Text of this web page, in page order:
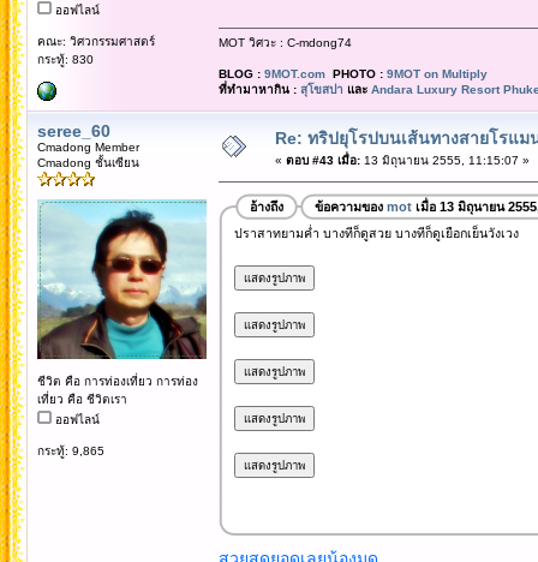
ออฟไลน์
คณะ: วิศวกรรมศาสตร์
กระทู้: 830
MOT วิศวะ : C-mdong74
BLOG : 9MOT.comPHOTO : 9MOT on Multiply
ที่ทำมาหากิน : สุโขสปา และ Andara Luxury Resort
seree_60
Cmadong Member
Cmadong ชั้นเซียน
ชีวิต คือ การท่องเที่ยว การท่อง
เที่ยว คือ ชีวิตเรา
ออฟไลน์
กระทู้: 9,865
Re: ทริปยุโรปบนเส้นทางสายโรแม
« ตอบ #43 เมื่อ:13 มิถุนายน 2555, 11:15:07 »
อ้างถึง ข้อความของ motเมื่อ 13 มิถุนายน
ปราสาทยามค่ำ บางทีก็ดูสวย บางทีก็ดูเยือกเย็นวังเวง